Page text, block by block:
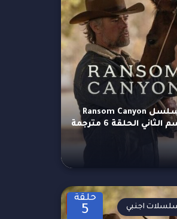
مسلسل Ransom Canyon
الحلقة 6 مترجمة
حلقة
5 اجنبي